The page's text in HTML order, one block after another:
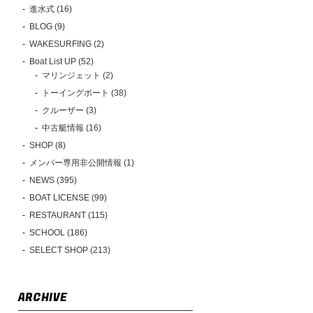
進水式 (16)
BLOG (9)
WAKESURFING (2)
Boat List UP (52)
マリンジェット (2)
トーイングボート (38)
クルーザー (3)
中古艇情報 (16)
SHOP (8)
メンバー専用非公開情報 (1)
NEWS (395)
BOAT LICENSE (99)
RESTAURANT (115)
SCHOOL (186)
SELECT SHOP (213)
ARCHIVE